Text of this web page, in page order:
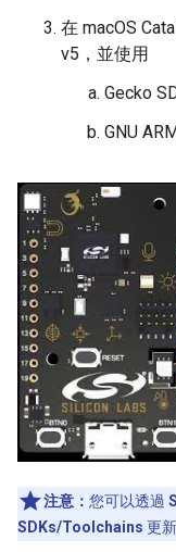
在 macOS
v5，並使用
Gecko
GNU
注意： 您可以透過
SDKs/Toolchains 更